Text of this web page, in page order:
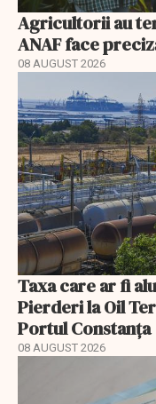
Agricultorii au
ANAF face
08 AUGUST 2026
Taxa care ar fi
Pierderi la Oil
Portul Constanța
08 AUGUST 2026